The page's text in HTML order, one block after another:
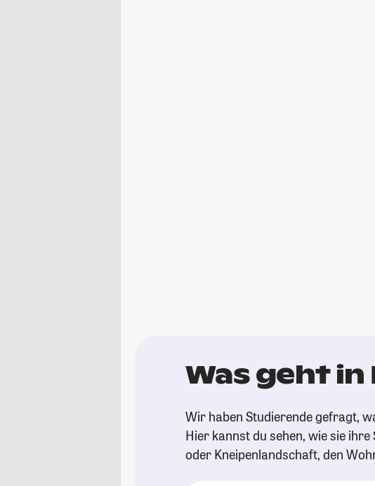
Was geht
Wir haben Studierende gefragt,
Hier kannst du sehen, wie sie
oder Kneipenlandschaft, den